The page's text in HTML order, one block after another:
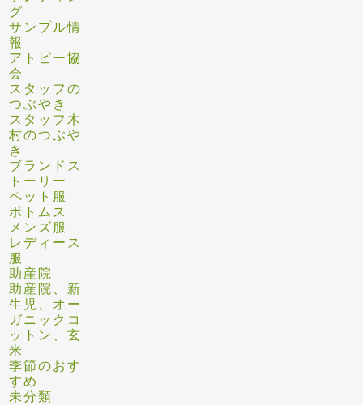
グ
サンプル情
報
アトピー協
会
スタッフの
つぶやき
スタッフ木
村のつぶや
き
ブランドス
トーリー
ペット服
ボトムス
メンズ服
レディース
服
助産院
助産院、新
生児、オー
ガニックコ
ットン、玄
米
季節のおす
すめ
未分類